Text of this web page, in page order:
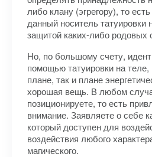
либо клану (эгрегору), то
данный носитель татуировки
защитой каких-либо родовых
Но, по большому счету,
помощью татуировки на
плане, так и плане
хорошая вещь. В любом
позиционируете, то есть
внимание. Заявляете о себе
который доступен для
воздействия любого
магического.